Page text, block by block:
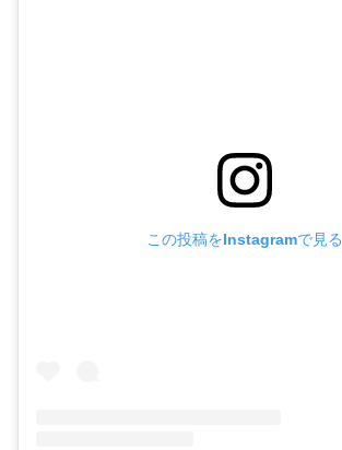
この投稿をInstagramで見る